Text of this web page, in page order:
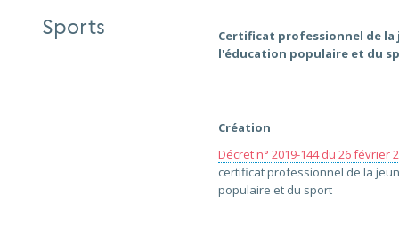
Sports
Certificat professionnel de la
l'éducation populaire et du
Création
Décret n° 2019-144 du 26 février
certificat professionnel de la
populaire et du sport